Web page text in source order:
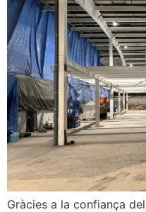
Gràcies a la confiança